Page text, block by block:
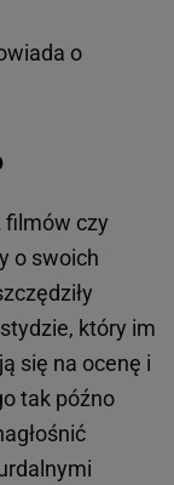
o
filmów czy
o swoich
który im
się na ocenę i
tak późno